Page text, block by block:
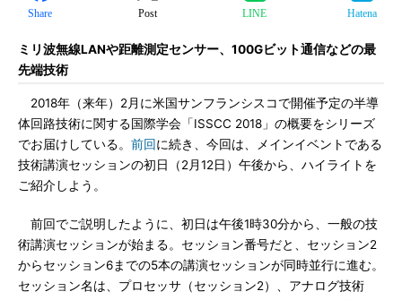
Share Post LINE Hatena
ミリ波無線LANや距離測定センサー、100Gビット通信などの最
先端技術
2018年（来年）2月に米国サンフランシスコで開催予定の半導
体回路技術に関する国際学会「ISSCC 2018」の概要をシリーズ
でお届けしている。 前回に続き、今回は、メインイベントである
技術講演セッションの初日（2月12日）午後から、ハイライトを
ご紹介しよう。
前回でご説明したように、初日は午後1時30分から、一般の技
術講演セッションが始まる。セッション番号だと、セッション2
からセッション6までの5本の講演セッションが同時並行に進む。
セッション名は、プロセッサ（セッション2）、アナログ技術